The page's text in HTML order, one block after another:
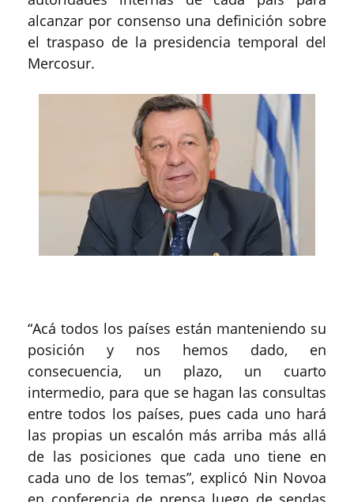
alcanzar por consenso una definición sobre
el traspaso de la presidencia temporal del
Mercosur.
“Acá todos los países están manteniendo su
posición y nos hemos dado, en
consecuencia, un plazo, un cuarto
intermedio, para que se hagan las consultas
entre todos los países, pues cada uno hará
las propias un escalón más arriba más allá
de las posiciones que cada uno tiene en
cada uno de los temas”, explicó Nin Novoa